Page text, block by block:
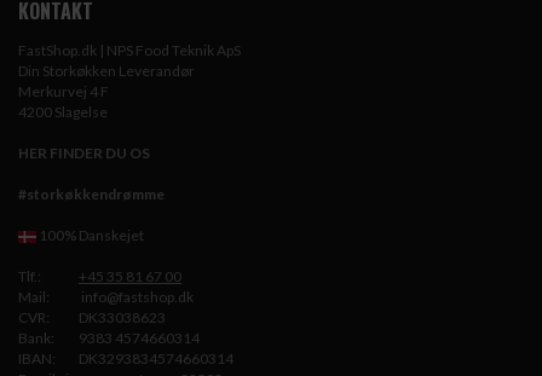
KONTAKT
FastShop.dk | NPS Food Teknik ApS
Din Storkøkken Leverandør
Merkurvej 4 F
4200 Slagelse
HER FINDER DU OS
#storkøkkendrømme
100% Danskejet
Tlf.:
+45 35 81 67 00
Mail:
info@fastshop.dk
CVR:
DK33038623
Bank:
9383 4574660314
IBAN:
DK3293834574660314